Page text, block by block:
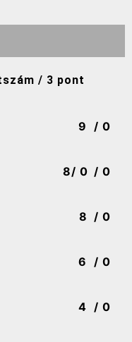
/ 3 pont
9 / 0
8/ 0 / 0
8 / 0
6 / 0
4 / 0